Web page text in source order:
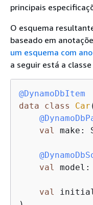
principais
O esquema
baseado em
um esquema com
a seguir está a
@DynamoDbItem
data
class Car
val
make:
val
val